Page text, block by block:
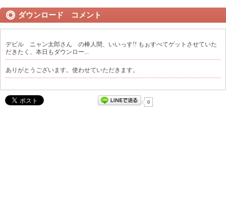
ダウンロード コメント
デビル ニャン太郎さん の棒人間、いいっす!! もぉすべてゲットさせていた
だきたく、本日もダウンロー...
ありがとうございます。使わせていただきます。
0